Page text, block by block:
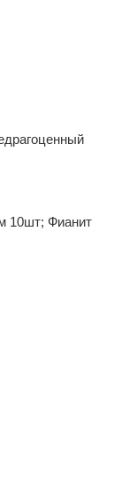
10шт; Фианит